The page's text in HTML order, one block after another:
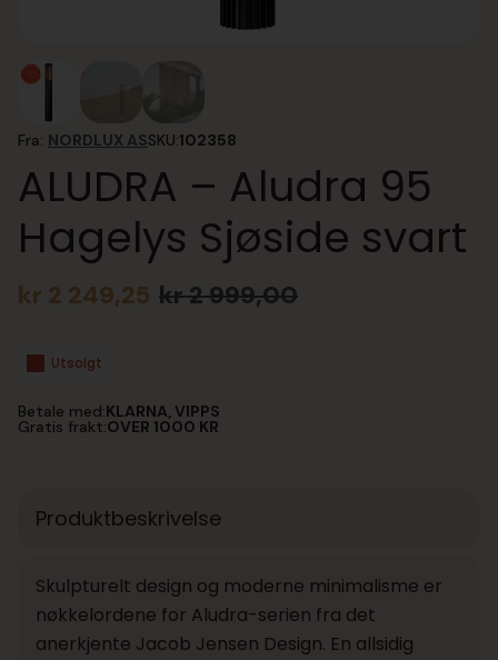
Fra: NORDLUX ASSKU:102358
ALUDRA – Aludra 95
Hagelys Sjøside svart
kr2 999,00
Opprinnelig
var:
kr 2
999,00.
kr 2 249,25
Nåværende
er:
kr 2
249,25.
Utsolgt
Betale med:KLARNA, VIPPS
Gratis frakt:OVER 1000 KR
Produktbeskrivelse
Skulpturelt design og moderne minimalisme er
nøkkelordene for Aludra-serien fra det
anerkjente Jacob Jensen Design. En allsidig